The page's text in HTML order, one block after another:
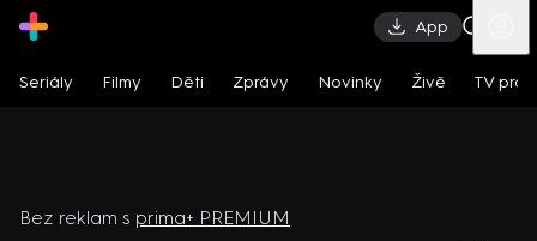
App
Seriály Filmy Děti Zprávy Novinky Živě TV
Bez reklam s prima+ PREMIUM